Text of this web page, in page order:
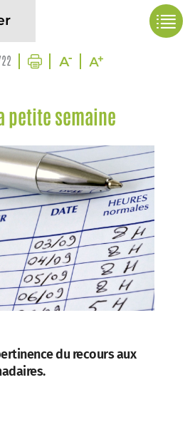
petite semaine
du recours aux